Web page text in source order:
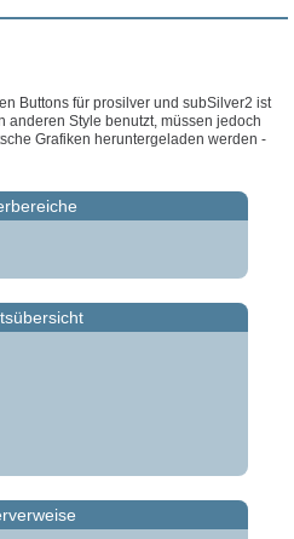
Buttons für prosilver und subSilver2 ist
anderen Style benutzt, müssen jedoch
Grafiken heruntergeladen werden -